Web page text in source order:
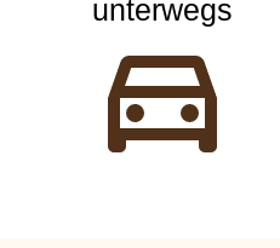
unterwegs